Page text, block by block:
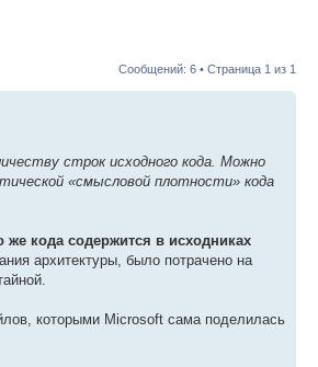
Сообщений: 6 • Страница 1 из 1
строк исходного кода. Можно
«смысловой плотности» кода
кода содержится в исходниках
архитектуры, было потрачено на
которыми Microsoft сама поделилась